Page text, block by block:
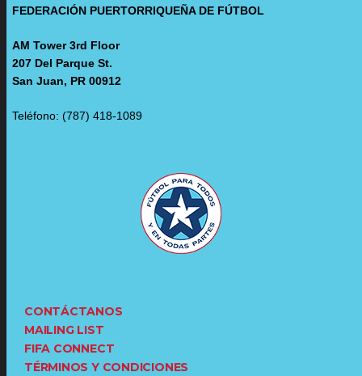
FEDERACIÓN PUERTORRIQUEÑA DE FÚTBOL
AM Tower 3rd Floor
207 Del Parque St.
San Juan, PR 00912
Teléfono: (787) 418-1089
CONTÁCTANOS
MAILING LIST
FIFA CONNECT
TÉRMINOS Y CONDICIONES